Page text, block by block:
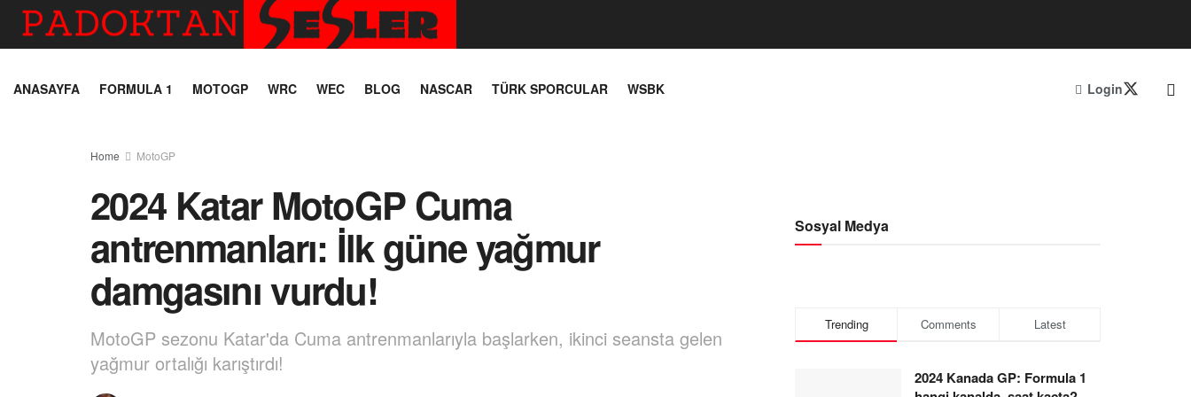
ANASAYFA FORMULA 1 MOTOGP WRC WEC BLOG NASCAR TÜRK SPORCULAR WSBK Login
Home MotoGP
2024 Katar MotoGP Cuma
antrenmanları: İlk güne yağmur
damgasını vurdu!
MotoGP sezonu Katar'da Cuma antrenmanlarıyla başlarken, ikinci seansta gelen
yağmur ortalığı karıştırdı!
Sosyal Medya
Trending Comments Latest
2024 Kanada GP: Formula 1